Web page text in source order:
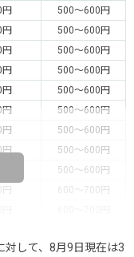
500～600円
500～600円
500～600円
500～600円
500～600円
円
500～600円
500～600円
円
500～600円
500～600円
600～700円
円
600～700円
対して、8月9日現在は3